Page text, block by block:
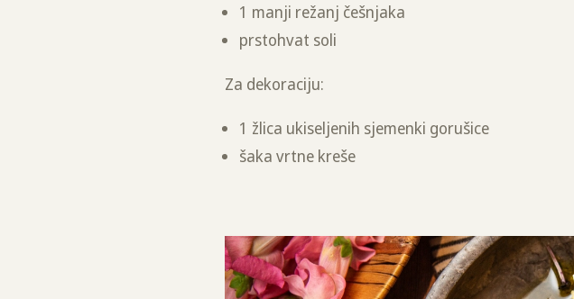
1 manji režanj češnjaka
prstohvat soli
Za dekoraciju:
1 žlica ukiseljenih sjemenki gorušice
šaka vrtne kreše